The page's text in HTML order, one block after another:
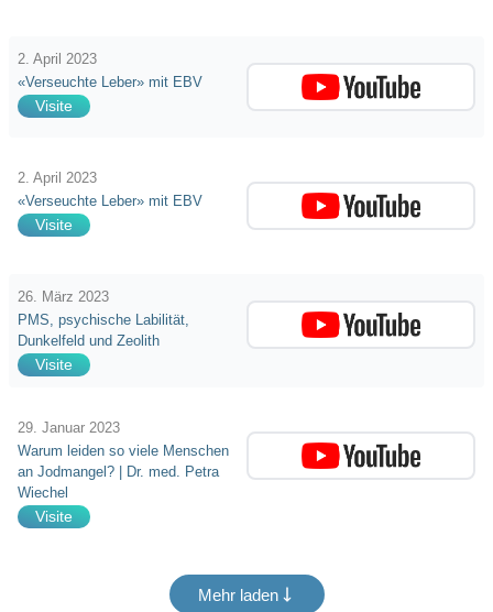
2. April 2023
«Verseuchte Leber» mit EBV
Visite
2. April 2023
«Verseuchte Leber» mit EBV
Visite
26. März 2023
PMS, psychische Labilität,
Dunkelfeld und Zeolith
Visite
29. Januar 2023
Warum leiden so viele Menschen
an Jodmangel? | Dr. med. Petra
Wiechel
Visite
Mehr laden